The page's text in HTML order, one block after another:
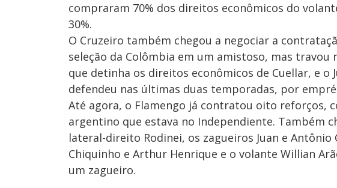
compraram 70% dos direitos econômicos do
30%.
O Cruzeiro também chegou a negociar a
seleção da Colômbia em um amistoso, mas
que detinha os direitos econômicos de Cuellar, e o
defendeu nas últimas duas temporadas, por
Até agora, o Flamengo já contratou oito reforços,
argentino que estava no Independiente. Também
lateral-direito Rodinei, os zagueiros Juan e Antônio
Chiquinho e Arthur Henrique e o volante Willian
um zagueiro.